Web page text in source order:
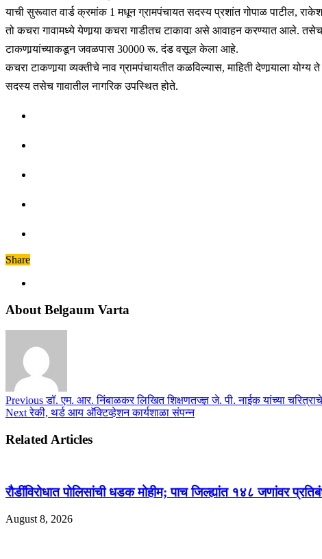
याची सुरूवात वार्ड क्रमांक 1 मधून ग्रामपंचायत सदस्य प्रशांत गोपाळ पाटील,
तो कचरा गावामध्ये येणार्‍या कचरा गाडीतच टाकावा असे आवाहन करण्यात आले.
टाकणार्‍यांच्याकडून जवळपास 30000 रू. दंड वसूल केला आहे.
कचरा टाकणार्‍या व्यक्तीचे नाव ग्रामपंचायतीत कळविल्यास, माहिती देणार्‍याला
सदस्य तसेच गावातील नागरिक उपस्थित होते.
Share
About Belgaum Varta
Previousडॉ. एम. आर. निंबाळकर लिखित शिक्षणतज्ज्ञ जे. पी. नाईक यांच्या
Nextरेकी, थर्ड आय अ‍ॅक्टिव्हेशन कार्यशाळा संपन्न
Related Articles
रौडींविरोधात पोलिसांची धडक मोहीम; पाच जिल्ह्यांत १४८ जणांवर
August 8, 2026